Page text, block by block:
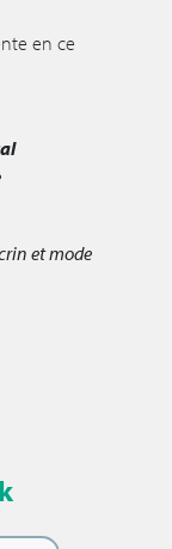
en ce
et mode